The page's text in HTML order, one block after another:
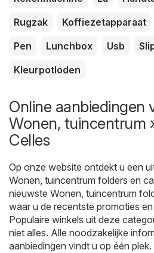
Rugzak
Koffiezetapparaat
Pen
Lunchbox Usb
Kleurpotloden
Online aanbiedingen
Wonen, tuincentrum
Celles
Op onze website ontdekt u een
Wonen, tuincentrum folders en
nieuwste Wonen, tuincentrum
waar u de recentste promoties
Populaire winkels uit deze
niet alles. Alle noodzakelijke
aanbiedingen vindt u op één plek.